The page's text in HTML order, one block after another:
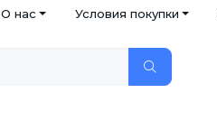
О нас Условия покупки